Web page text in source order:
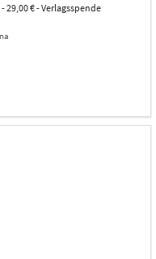
29,00 € - Verlagsspende